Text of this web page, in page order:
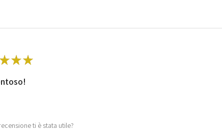
★★★
ti è stata utile?